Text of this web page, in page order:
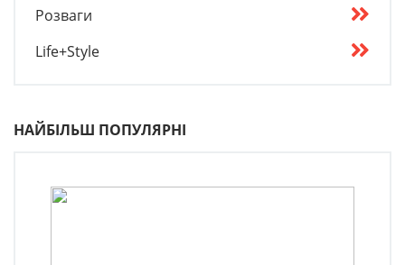
Розваги
Life+Style
НАЙБІЛЬШ ПОПУЛЯРНІ